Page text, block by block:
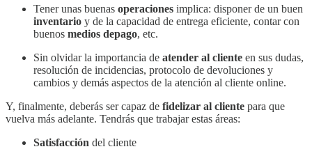
Tener unas buenas operaciones implica: disponer de un buen
inventario y de la capacidad de entrega eficiente, contar con
buenos medios depago, etc.
Sin olvidar la importancia de atender al cliente en sus dudas,
resolución de incidencias, protocolo de devoluciones y
cambios y demás aspectos de la atención al cliente online.
Y, finalmente, deberás ser capaz de fidelizar al cliente para que
vuelva más adelante. Tendrás que trabajar estas áreas:
Satisfacción del cliente